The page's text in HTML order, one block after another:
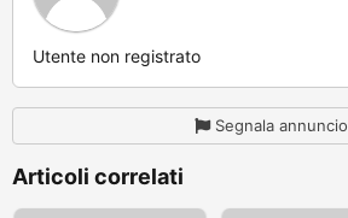
Utente non registrato
Segnala annuncio
Articoli correlati